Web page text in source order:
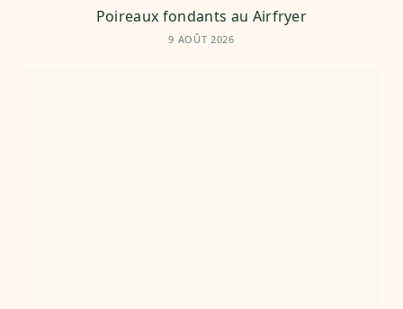
Poireaux fondants au Airfryer
9 AOÛT 2026